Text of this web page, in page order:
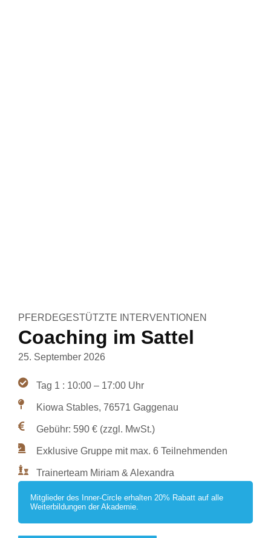
PFERDEGESTÜTZTE INTERVENTIONEN
Coaching im Sattel
25. September 2026
Tag 1 : 10:00 – 17:00 Uhr
Kiowa Stables, 76571 Gaggenau
Gebühr: 590 € (zzgl. MwSt.)
Exklusive Gruppe mit max. 6 Teilnehmenden
Trainerteam Miriam & Alexandra
Mitglieder des Inner-Circle erhalten 20% Rabatt auf alle
Weiterbildungen der Akademie.